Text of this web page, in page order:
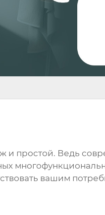
и простой. Ведь
вашим